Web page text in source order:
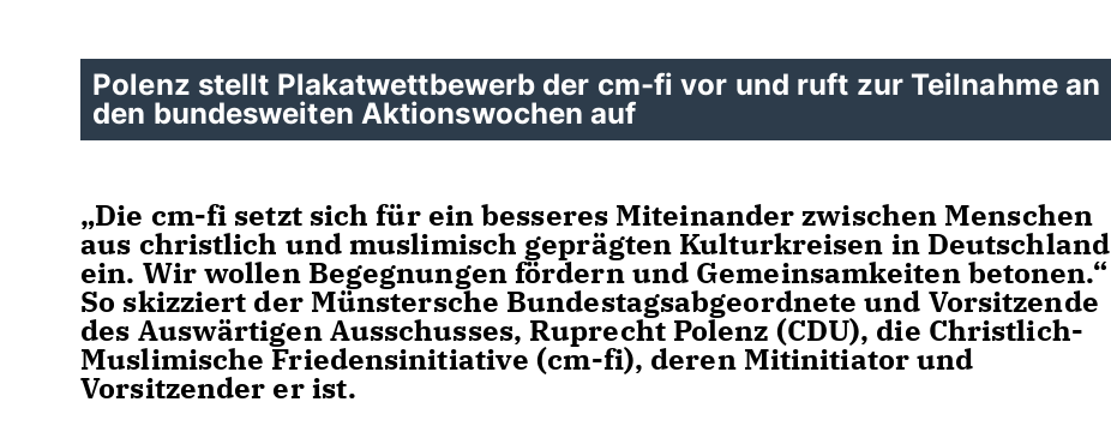
Polenz stellt Plakatwettbewerb der cm-fi vor und ruft zur Teilnahme an
den bundesweiten Aktionswochen auf
Die cm-fi setzt sich für ein besseres Miteinander zwischen Menschen
aus christlich und muslimisch geprägten Kulturkreisen in Deutschland
ein. Wir wollen Begegnungen fördern und Gemeinsamkeiten betonen.“
So skizziert der Münstersche Bundestagsabgeordnete und Vorsitzende
des Auswärtigen Ausschusses, Ruprecht Polenz (CDU), die Christlich-
Muslimische Friedensinitiative (cm-fi), deren Mitinitiator und
Vorsitzender er ist.